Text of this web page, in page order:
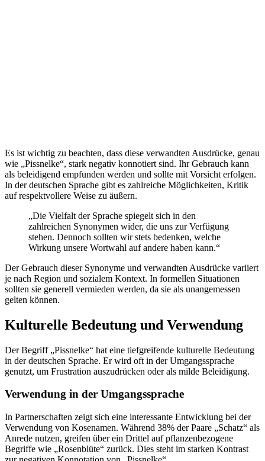
Es ist wichtig zu beachten, dass diese verwandten Ausdrücke, genau
wie „Pissnelke“, stark negativ konnotiert sind. Ihr Gebrauch kann
als beleidigend empfunden werden und sollte mit Vorsicht erfolgen.
In der deutschen Sprache gibt es zahlreiche Möglichkeiten, Kritik
auf respektvollere Weise zu äußern.
„Die Vielfalt der Sprache spiegelt sich in den
zahlreichen Synonymen wider, die uns zur Verfügung
stehen. Dennoch sollten wir stets bedenken, welche
Wirkung unsere Wortwahl auf andere haben kann.“
Der Gebrauch dieser Synonyme und verwandten Ausdrücke variiert
je nach Region und sozialem Kontext. In formellen Situationen
sollten sie generell vermieden werden, da sie als unangemessen
gelten können.
Kulturelle Bedeutung und Verwendung
Der Begriff „Pissnelke“ hat eine tiefgreifende kulturelle Bedeutung
in der deutschen Sprache. Er wird oft in der Umgangssprache
genutzt, um Frustration auszudrücken oder als milde Beleidigung.
Verwendung in der Umgangssprache
In Partnerschaften zeigt sich eine interessante Entwicklung bei der
Verwendung von Kosenamen. Während 38% der Paare „Schatz“ als
Anrede nutzen, greifen über ein Drittel auf pflanzenbezogene
Begriffe wie „Rosenblüte“ zurück. Dies steht im starken Kontrast